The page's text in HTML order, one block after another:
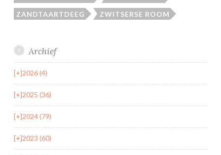
ZANDTAARTDEEG ZWITSERSE ROOM
Archief
[+]2026 (4)
[+]2025 (36)
[+]2024 (79)
[+]2023 (60)